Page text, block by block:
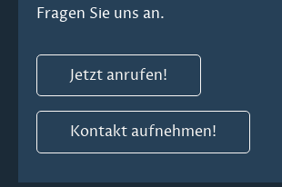
Fragen Sie uns an.
Jetzt anrufen!
Kontakt aufnehmen!